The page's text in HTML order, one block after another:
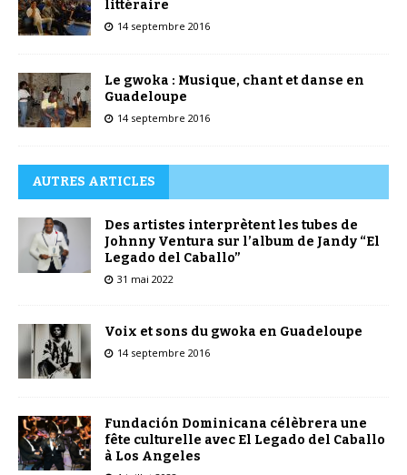
littéraire
14 septembre 2016
Le gwoka : Musique, chant et danse en
Guadeloupe
14 septembre 2016
AUTRES ARTICLES
Des artistes interprètent les tubes de
Johnny Ventura sur l’album de Jandy “El
Legado del Caballo”
31 mai 2022
Voix et sons du gwoka en Guadeloupe
14 septembre 2016
Fundación Dominicana célèbrera une
fête culturelle avec El Legado del Caballo
à Los Angeles